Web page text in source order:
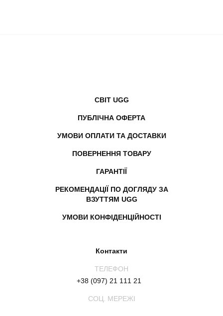
СВІТ UGG
ПУБЛІЧНА ОФЕРТА
УМОВИ ОПЛАТИ ТА ДОСТАВКИ
ПОВЕРНЕННЯ ТОВАРУ
ГАРАНТІЇ
РЕКОМЕНДАЦІЇ ПО ДОГЛЯДУ ЗА
ВЗУТТЯМ UGG
УМОВИ КОНФІДЕНЦІЙНОСТІ
Контакти
ТЕЛЕФОН
+38 (097) 21 111 21
СОЦ. МЕРЕЖІ